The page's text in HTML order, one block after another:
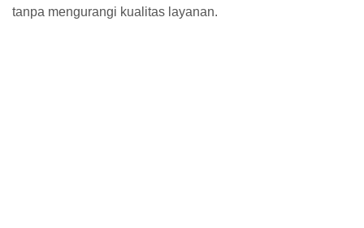
tanpa mengurangi kualitas layanan.